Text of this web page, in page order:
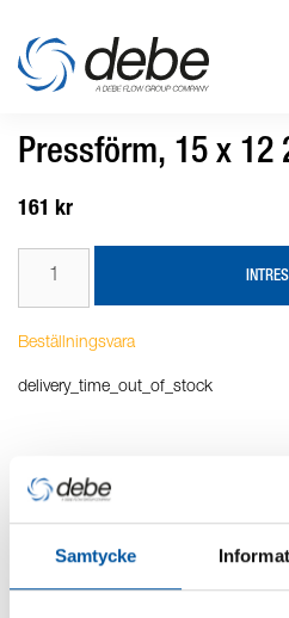
Samtycke
Pressförm, 15 x 12
161 kr
Beställningsvara
delivery_time_out_of_stock
Produktbeskrivning
Kurvor